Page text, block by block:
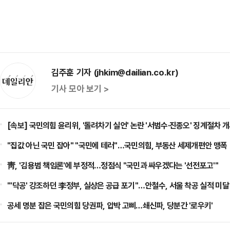
김주훈 기자 (jhkim@dailian.co.kr)
기사 모아 보기 >
[속보] 국민의힘 윤리위, '돌려차기 실언' 논란 '서범수·진종오' 징계절차
"집값 아닌 국민 잡아" "국민에 테러"…국민의힘, 부동산 세제개편안 맹폭
靑, '김용범 책임론'에 부정적…정점식 "국민과 싸우겠다는 '선전포고'"
"'닥공' 강조하던 李정부, 실상은 공급 포기"…안철수, 서울 착공 실적 미
공세 명분 잡은 국민의힘 당권파, 압박 고삐…쇄신파, 당분간 '로우키'